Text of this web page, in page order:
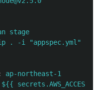
stage
. -i "appspec.yml"
ap-northeast-1
${{